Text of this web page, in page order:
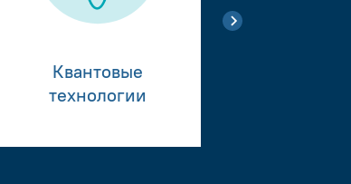
Квантовые
технологии